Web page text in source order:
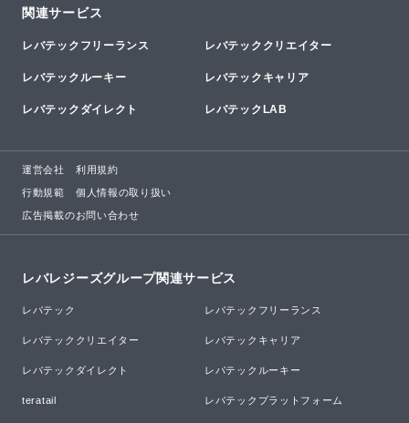
関連サービス
レバテックフリーランス レバテッククリエイター
レバテックルーキー レバテックキャリア
レバテックダイレクト レバテックLAB
運営会社 利用規約
行動規範 個人情報の取り扱い
広告掲載のお問い合わせ
レバレジーズグループ関連サービス
レバテック レバテックフリーランス
レバテッククリエイター レバテックキャリア
レバテックダイレクト レバテックルーキー
teratail レバテックプラットフォーム